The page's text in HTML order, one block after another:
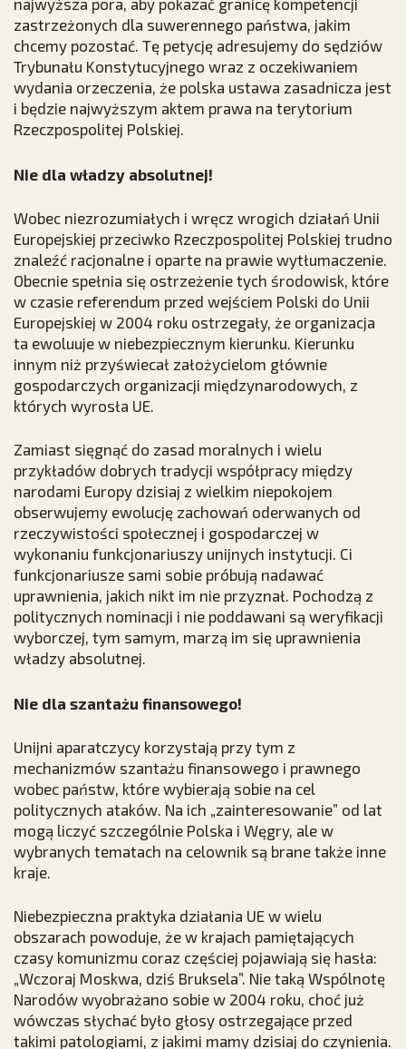
zastrzeżonych dla suwerennego państwa, jakim
chcemy pozostać. Tę petycję adresujemy do sędziów
Trybunału Konstytucyjnego wraz z oczekiwaniem
wydania orzeczenia, że polska ustawa zasadnicza jest
i będzie najwyższym aktem prawa na terytorium
Rzeczpospolitej Polskiej.
Nie dla władzy absolutnej!
Wobec niezrozumiałych i wręcz wrogich działań Unii
Europejskiej przeciwko Rzeczpospolitej Polskiej trudno
znaleźć racjonalne i oparte na prawie wytłumaczenie.
Obecnie spełnia się ostrzeżenie tych środowisk, które
w czasie referendum przed wejściem Polski do Unii
Europejskiej w 2004 roku ostrzegały, że organizacja
ta ewoluuje w niebezpiecznym kierunku. Kierunku
innym niż przyświecał założycielom głównie
gospodarczych organizacji międzynarodowych, z
których wyrosła UE.
Zamiast sięgnąć do zasad moralnych i wielu
przykładów dobrych tradycji współpracy między
narodami Europy dzisiaj z wielkim niepokojem
obserwujemy ewolucję zachowań oderwanych od
rzeczywistości społecznej i gospodarczej w
wykonaniu funkcjonariuszy unijnych instytucji. Ci
funkcjonariusze sami sobie próbują nadawać
uprawnienia, jakich nikt im nie przyznał. Pochodzą z
politycznych nominacji i nie poddawani są weryfikacji
wyborczej, tym samym, marzą im się uprawnienia
władzy absolutnej.
Nie dla szantażu finansowego!
Unijni aparatczycy korzystają przy tym z
mechanizmów szantażu finansowego i prawnego
wobec państw, które wybierają sobie na cel
politycznych ataków. Na ich „zainteresowanie” od lat
mogą liczyć szczególnie Polska i Węgry, ale w
wybranych tematach na celownik są brane także inne
kraje.
Niebezpieczna praktyka działania UE w wielu
obszarach powoduje, że w krajach pamiętających
czasy komunizmu coraz częściej pojawiają się hasła:
„Wczoraj Moskwa, dziś Bruksela”. Nie taką Wspólnotę
Narodów wyobrażano sobie w 2004 roku, choć już
wówczas słychać było głosy ostrzegające przed
takimi patologiami, z jakimi mamy dzisiaj do czynienia.